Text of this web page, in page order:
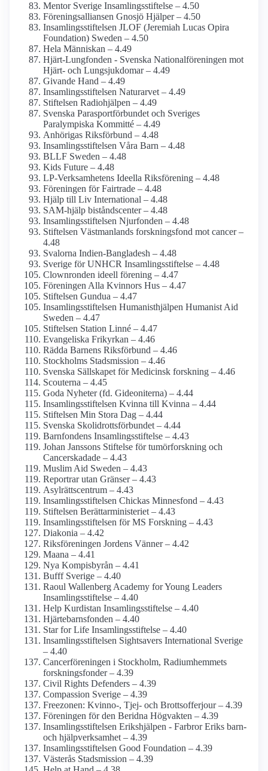
Mentor Sverige Insamlings­stiftelse – 4.50
Förenings­alliansen Gnosjö Hjälper – 4.50
Insamlings­stiftelsen JLOF (Jeremiah Lucas Opira
Foundation) Sweden – 4.50
Hela Människan – 4.49
Hjärt-Lungfonden - Svenska National­föreningen mot
Hjärt- och Lung­sjukdomar – 4.49
Givande Hand – 4.49
Insamlings­stiftelsen Naturarvet – 4.49
Stiftelsen Radiohjälpen – 4.49
Svenska Parasportförbundet och Sveriges
Paralympiska Kommitté – 4.49
Anhörigas Riksförbund – 4.48
Insamlings­stiftelsen Våra Barn – 4.48
BLLF Sweden – 4.48
Kids Future – 4.48
LP-Verksamhetens Ideella Riksförening – 4.48
Föreningen för Fairtrade – 4.48
Hjälp till Liv International – 4.48
SAM-hjälp biståndscenter – 4.48
Insamlings­stiftelsen Njurfonden – 4.48
Stiftelsen Västmanlands forskningsfond mot cancer –
4.48
Svalorna Indien-Bangladesh – 4.48
Sverige för UNHCR Insamlings­stiftelse – 4.48
Clownronden ideell förening – 4.47
Föreningen Alla Kvinnors Hus – 4.47
Stiftelsen Gundua – 4.47
Insamlings­stiftelsen Humanist­hjälpen Humanist Aid
Sweden – 4.47
Stiftelsen Station Linné – 4.47
Evangeliska Frikyrkan – 4.46
Rädda Barnens Riksförbund – 4.46
Stockholms Stadsmission – 4.46
Svenska Sällskapet för Medicinsk forskning – 4.46
Scouterna – 4.45
Goda Nyheter (fd. Gideoniterna) – 4.44
Insamlings­stiftelsen Kvinna till Kvinna – 4.44
Stiftelsen Min Stora Dag – 4.44
Svenska Skolidrotts­förbundet – 4.44
Barnfondens Insamlings­stiftelse – 4.43
Johan Janssons Stiftelse för tumör­forskning och
Cancer­skadade – 4.43
Muslim Aid Sweden – 4.43
Reportrar utan Gränser – 4.43
Asylrättscentrum – 4.43
Insamlings­stiftelsen Chickas Minnesfond – 4.43
Stiftelsen Berättar­ministeriet – 4.43
Insamlings­stiftelsen för MS Forskning – 4.43
Diakonia – 4.42
Riksföreningen Jordens Vänner – 4.42
Maana – 4.41
Nya Kompisbyrån – 4.41
Bufff Sverige – 4.40
Raoul Wallenberg Academy for Young Leaders
Insamlings­stiftelse – 4.40
Help Kurdistan Insamlings­stiftelse – 4.40
Hjärtebarns­fonden – 4.40
Star for Life Insamlings­stiftelse – 4.40
Insamlings­stiftelsen Sightsavers International Sverige
– 4.40
Cancer­föreningen i Stockholm, Radium­hemmets
forsknings­fonder – 4.39
Civil Rights Defenders – 4.39
Compassion Sverige – 4.39
Freezonen: Kvinno-, Tjej- och Brottsofferjour – 4.39
Föreningen för den Beridna Högvakten – 4.39
Insamlings­stiftelsen Erikshjälpen - Farbror Eriks barn-
och hjälpverksamhet – 4.39
Insamlings­stiftelsen Good Foundation – 4.39
Västerås Stadsmission – 4.39